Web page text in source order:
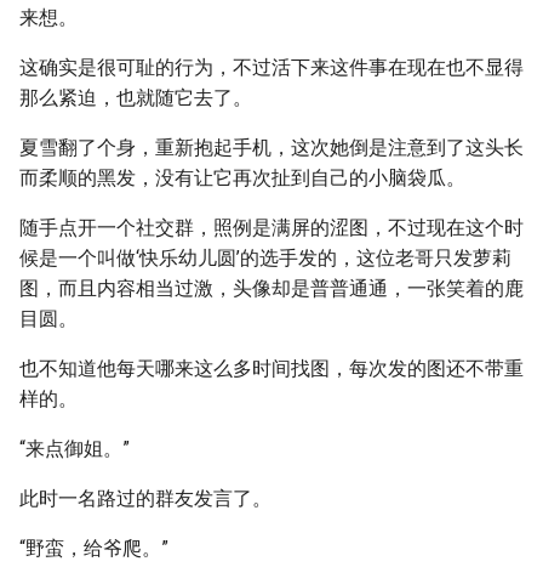
来想。
这确实是很可耻的行为，不过活下来这件事在现在也不显得
那么紧迫，也就随它去了。
夏雪翻了个身，重新抱起手机，这次她倒是注意到了这头长
而柔顺的黑发，没有让它再次扯到自己的小脑袋瓜。
随手点开一个社交群，照例是满屏的涩图，不过现在这个时
候是一个叫做‘快乐幼儿圆’的选手发的，这位老哥只发萝莉
图，而且内容相当过激，头像却是普普通通，一张笑着的鹿
目圆。
也不知道他每天哪来这么多时间找图，每次发的图还不带重
样的。
“来点御姐。”
此时一名路过的群友发言了。
“野蛮，给爷爬。”